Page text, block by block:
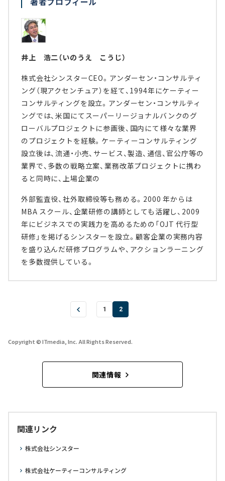
井上 浩二（いのうえ こうじ）
株式会社シンスターCEO。アンダーセン・コンサルティ
ング（現アクセンチュア）を経て、1994年にケーティー
コンサルティングを設立。アンダーセン・コンサルティ
ングでは、米国にてスーパーリージョナルバンクのグ
ローバルプロジェクトに参画後、国内にて様々な業界
のプロジェクトを経験。ケーティーコンサルティング
設立後は、流通・小売、サービス、製造、通信、官公庁等の
業界で、多数の戦略立案、業務改革プロジェクトに携わ
ると同時に、上場企業の
外部監査役、社外取締役等も務める。2000 年からは
MBA スクール、企業研修の講師としても活躍し、2009
年にビジネスでの実践力を高めるための「OJT 代行型
研修」を掲げるシンスターを設立。顧客企業の実務内容
を盛り込んだ研修プログラムや、アクションラーニング
を多数提供している。
1 2
Copyright © ITmedia, Inc. All Rights Reserved.
関連情報
関連リンク
株式会社シンスター
株式会社ケーティーコンサルティング